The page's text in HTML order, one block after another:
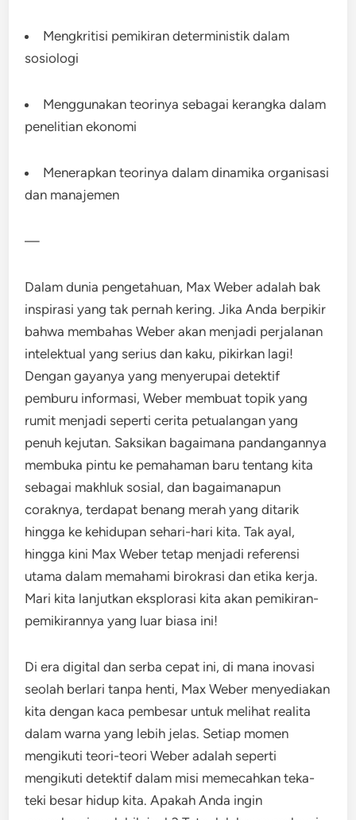
Mengkritisi pemikiran deterministik dalam
sosiologi
Menggunakan teorinya sebagai kerangka dalam
penelitian ekonomi
Menerapkan teorinya dalam dinamika organisasi
dan manajemen
—
Dalam dunia pengetahuan, Max Weber adalah bak
inspirasi yang tak pernah kering. Jika Anda berpikir
bahwa membahas Weber akan menjadi perjalanan
intelektual yang serius dan kaku, pikirkan lagi!
Dengan gayanya yang menyerupai detektif
pemburu informasi, Weber membuat topik yang
rumit menjadi seperti cerita petualangan yang
penuh kejutan. Saksikan bagaimana pandangannya
membuka pintu ke pemahaman baru tentang kita
sebagai makhluk sosial, dan bagaimanapun
coraknya, terdapat benang merah yang ditarik
hingga ke kehidupan sehari-hari kita. Tak ayal,
hingga kini Max Weber tetap menjadi referensi
utama dalam memahami birokrasi dan etika kerja.
Mari kita lanjutkan eksplorasi kita akan pemikiran-
pemikirannya yang luar biasa ini!
Di era digital dan serba cepat ini, di mana inovasi
seolah berlari tanpa henti, Max Weber menyediakan
kita dengan kaca pembesar untuk melihat realita
dalam warna yang lebih jelas. Setiap momen
mengikuti teori-teori Weber adalah seperti
mengikuti detektif dalam misi memecahkan teka-
teki besar hidup kita. Apakah Anda ingin